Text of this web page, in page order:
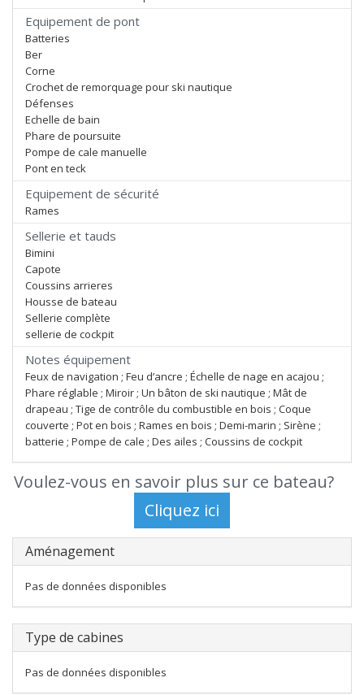
Equipement de pont
Batteries
Ber
Corne
Crochet de remorquage pour ski nautique
Défenses
Echelle de bain
Phare de poursuite
Pompe de cale manuelle
Pont en teck
Equipement de sécurité
Rames
Sellerie et tauds
Bimini
Capote
Coussins arrieres
Housse de bateau
Sellerie complète
sellerie de cockpit
Notes équipement
Feux de navigation ; Feu d’ancre ; Échelle de nage en acajou ;
Phare réglable ; Miroir ; Un bâton de ski nautique ; Mât de
drapeau ; Tige de contrôle du combustible en bois ; Coque
couverte ; Pot en bois ; Rames en bois ; Demi-marin ; Sirène ;
batterie ; Pompe de cale ; Des ailes ; Coussins de cockpit
Voulez-vous en savoir plus sur ce bateau?
Aménagement
Pas de données disponibles
Type de cabines
Pas de données disponibles